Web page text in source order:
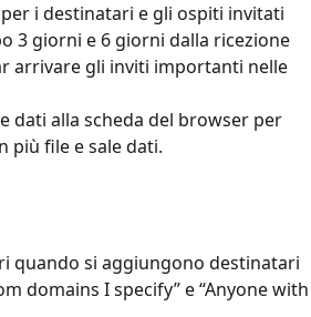
i destinatari e gli ospiti invitati
3 giorni e 6 giorni dalla ricezione
arrivare gli inviti importanti nelle
dati alla scheda del browser per
più file e sale dati.
quando si aggiungono destinatari
domains I specify” e “Anyone with